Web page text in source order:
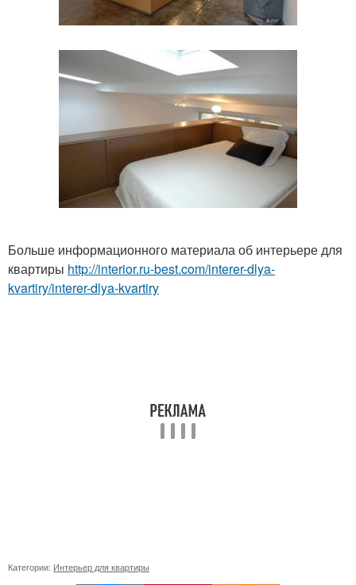
Больше информационного материала об интерьере для
квартиры http://interior.ru-best.com/interer-dlya-
kvartiry/interer-dlya-kvartiry
Категории: Интерьер для квартиры